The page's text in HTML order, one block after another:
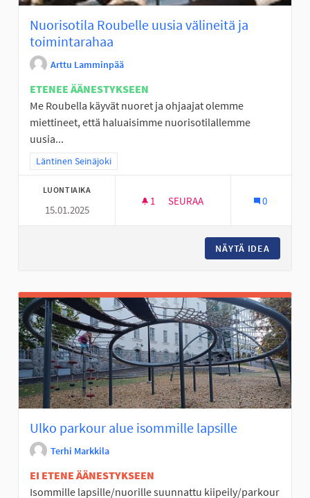
Nuorisotila Roubelle uusia välineitä ja
toimintarahaa
Arttu Lamminpää
ETENEE ÄÄNESTYKSEEN
Me Roubella käyvät nuoret ja ohjaajat olemme
miettineet, että haluaisimme nuorisotilallemme
uusia...
Rajaa tulokset teeman mukaan: Läntinen Seinäjoki
Läntinen Seinäjoki
LUONTIAIKA
15.01.2025
1 1 SEURAAJA
SEURAA 0
NÄYTÄ IDEA
Ulko parkour alue isommille lapsille
Terhi Markkila
EI ETENE ÄÄNESTYKSEEN
Isommille lapsille/nuorille suunnattu kiipeily/parkour